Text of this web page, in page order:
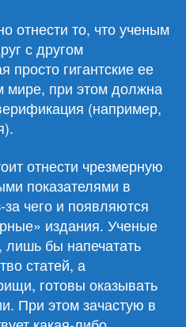
отнести то, что ученым
с другом
гигантские ее
при этом должна
(например,
отнести чрезмерную
показателями в
чего и появляются
издания. Ученые
лишь бы напечатать
статей, а
готовы оказывать
При этом зачастую в